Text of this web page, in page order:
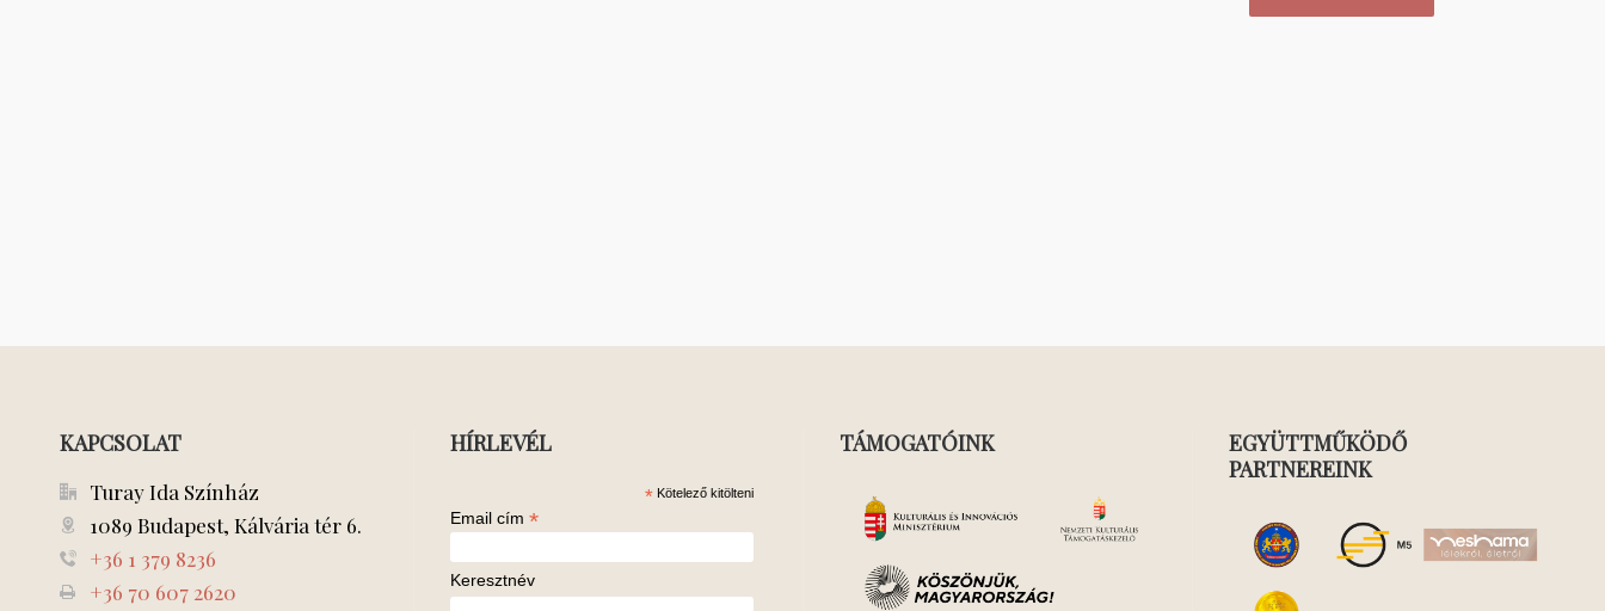
KAPCSOLAT
Turay Ida Színház
1089 Budapest, Kálvária tér 6.
+36 1 379 8236
+36 70 607 2620
HÍRLEVÉL
* Kötelező kitölteni
Email cím *
Keresztnév
TÁMOGATÓINK
EGYÜTTMŰKÖDŐ
PARTNEREINK